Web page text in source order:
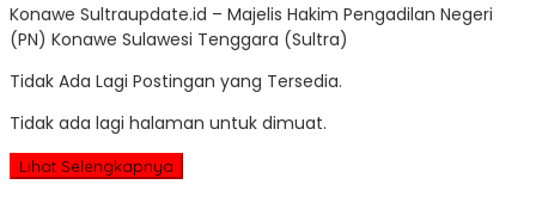
Update
Konawe Sultraupdate.id – Majelis Hakim Pengadilan Negeri
(PN) Konawe Sulawesi Tenggara (Sultra)
Tidak Ada Lagi Postingan yang Tersedia.
Tidak ada lagi halaman untuk dimuat.
Lihat Selengkapnya